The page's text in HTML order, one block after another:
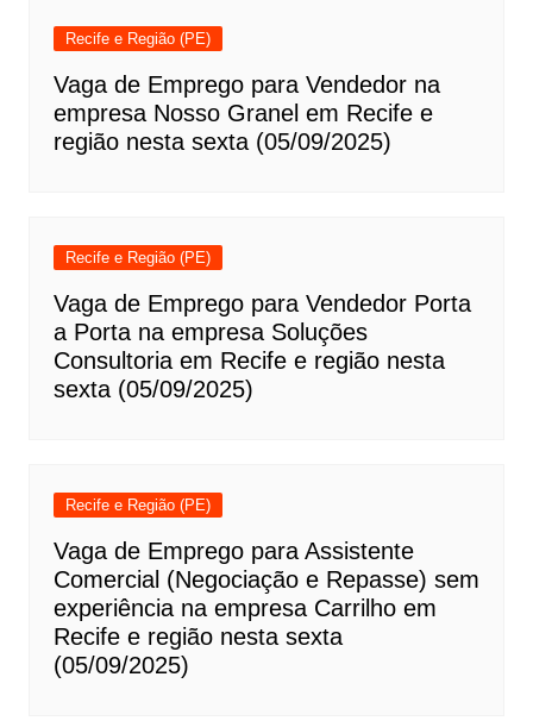
Recife e Região (PE)
Vaga de Emprego para Vendedor na
empresa Nosso Granel em Recife e
região nesta sexta (05/09/2025)
Recife e Região (PE)
Vaga de Emprego para Vendedor Porta
a Porta na empresa Soluções
Consultoria em Recife e região nesta
sexta (05/09/2025)
Recife e Região (PE)
Vaga de Emprego para Assistente
Comercial (Negociação e Repasse) sem
experiência na empresa Carrilho em
Recife e região nesta sexta
(05/09/2025)